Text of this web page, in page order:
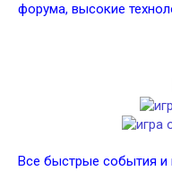
форума, высокие
Все быстрые события и